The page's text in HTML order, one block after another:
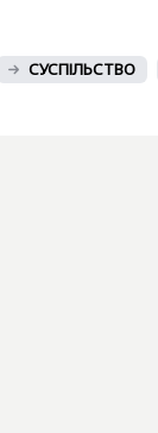
СУСПІЛЬСТВО